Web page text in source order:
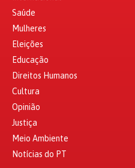
Saúde
Mulheres
Eleições
Educação
Direitos Humanos
Cultura
Opinião
Justiça
Meio Ambiente
Notícias do PT